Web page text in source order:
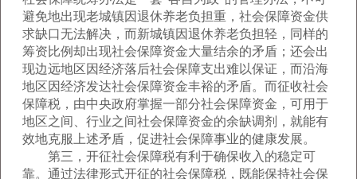
避免地出现老城镇因退休养老负担重，社会保障资金供
求缺口无法解决，而新城镇因退休养老负担轻，同样的
筹资比例却出现社会保障资金大量结余的矛盾；还会出
现边远地区因经济落后社会保障支出难以保证，而沿海
地区因经济发达社会保障资金丰裕的矛盾。而征收社会
保障税，由中央政府掌握一部分社会保障资金，可用于
地区之间、行业之间社会保障资金的余缺调剂，就能有
效地克服上述矛盾，促进社会保障事业的健康发展。
第三，开征社会保障税有利于确保收入的稳定可
靠。通过法律形式开征的社会保障税，既能保持社会保